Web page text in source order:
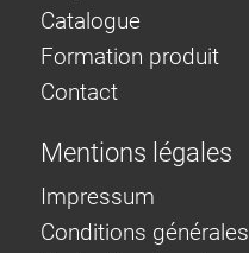
Catalogue
Formation produit
Contact
Mentions légales
Impressum
Conditions générales